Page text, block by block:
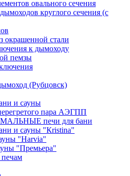
овального сечения
круглого сечения (с
окрашенной стали
к дымоходу
пемзы
(Рубцовск)
и сауны
пара АЭГПП
печи для бани
и сауны "Кristina"
"Harvia"
"Премьера"
печам